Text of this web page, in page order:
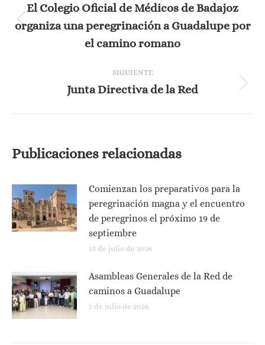
entre
publicacionesPublicación
anterior:
El Colegio Oficial de Médicos de Badajoz
organiza una peregrinación a Guadalupe por
el camino romano
SIGUIENTE
Publicación
Junta Directiva de la Red
Publicaciones relacionadas
Comienzan los preparativos para la
peregrinación magna y el encuentro
de peregrinos el próximo 19 de
septiembre
15 de julio de 2026
Asambleas Generales de la Red de
caminos a Guadalupe
1 de julio de 2026